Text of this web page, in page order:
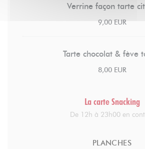
Verrine façon tarte
9,00 EUR
Tarte chocolat & fève
8,00 EUR
La carte Snacking
De 12h à 23h00 en
PLANCHES